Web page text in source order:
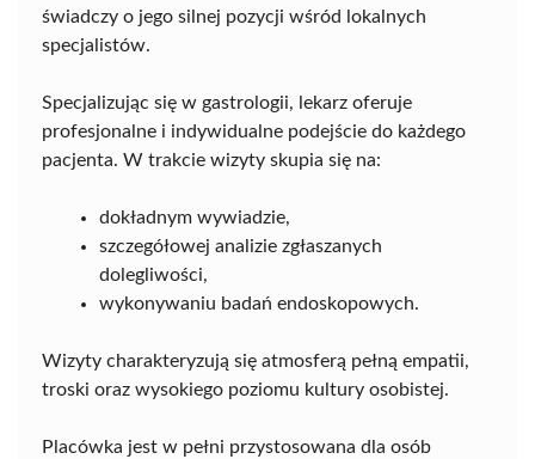
świadczy o jego silnej pozycji wśród lokalnych
specjalistów.
Specjalizując się w gastrologii, lekarz oferuje
profesjonalne i indywidualne podejście do każdego
pacjenta. W trakcie wizyty skupia się na:
dokładnym wywiadzie,
szczegółowej analizie zgłaszanych
dolegliwości,
wykonywaniu badań endoskopowych.
Wizyty charakteryzują się atmosferą pełną empatii,
troski oraz wysokiego poziomu kultury osobistej.
Placówka jest w pełni przystosowana dla osób